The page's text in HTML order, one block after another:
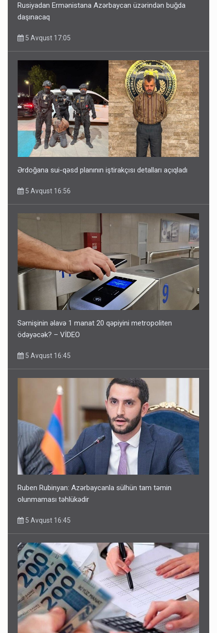
Rusiyadan Ermənistana Azərbaycan üzərindən buğda
daşınacaq
5 Avqust 17:05
Ərdoğana sui-qəsd planının iştirakçısı detalları açıqladı
5 Avqust 16:56
Sərnişinin əlavə 1 manat 20 qəpiyini metropoliten
ödəyəcək? – VİDEO
5 Avqust 16:45
Ruben Rubinyan: Azərbaycanla sülhün tam təmin
olunmaması təhlükədir
5 Avqust 16:45